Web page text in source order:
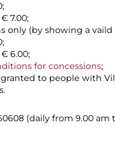
7.00;
only (by showing a vaild
6.00;
for concessions;
to people with
(daily from 9.00 am